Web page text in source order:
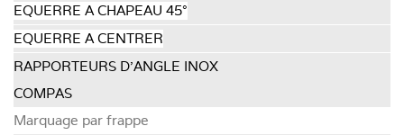
EQUERRE A CHAPEAU 45°
EQUERRE A CENTRER
RAPPORTEURS D'ANGLE INOX
COMPAS
Marquage par frappe